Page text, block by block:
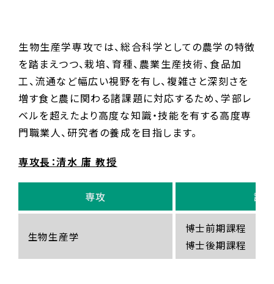
生物生産学専攻では、総合科学としての農学の特徴
を踏まえつつ、栽培、育種、農業生産技術、食品加
工、流通など幅広い視野を有し、複雑さと深刻さを
増す食と農に関わる諸課題に対応するため、学部レ
ベルを超えたより高度な知識・技能を有する高度専
門職業人、研究者の養成を目指します。
専攻長：清水 庸 教授
専攻 課程
生物生産学
博士前期課程
博士後期課程